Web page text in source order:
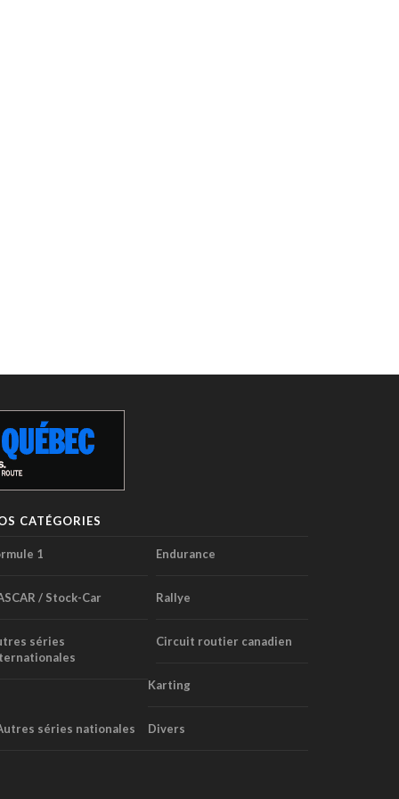
CATÉGORIES
1 Endurance
/ Stock-Car Rallye
séries
Circuit routier canadien
Karting
séries nationales Divers